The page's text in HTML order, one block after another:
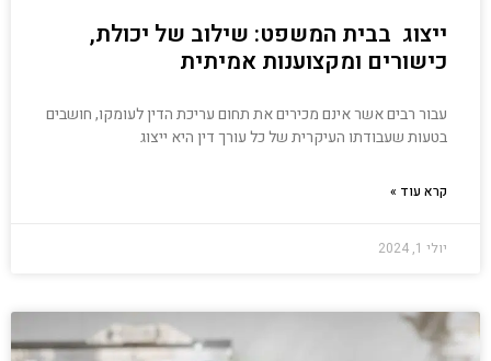
ייצוג בבית המשפט: שילוב של יכולת,
כישורים ומקצוענות אמיתית
עבור רבים אשר אינם מכירים את תחום עריכת הדין לעומקו, חושבים
בטעות שעבודתו העיקרית של כל עורך דין היא ייצוג
קרא עוד »
יולי 1, 2024